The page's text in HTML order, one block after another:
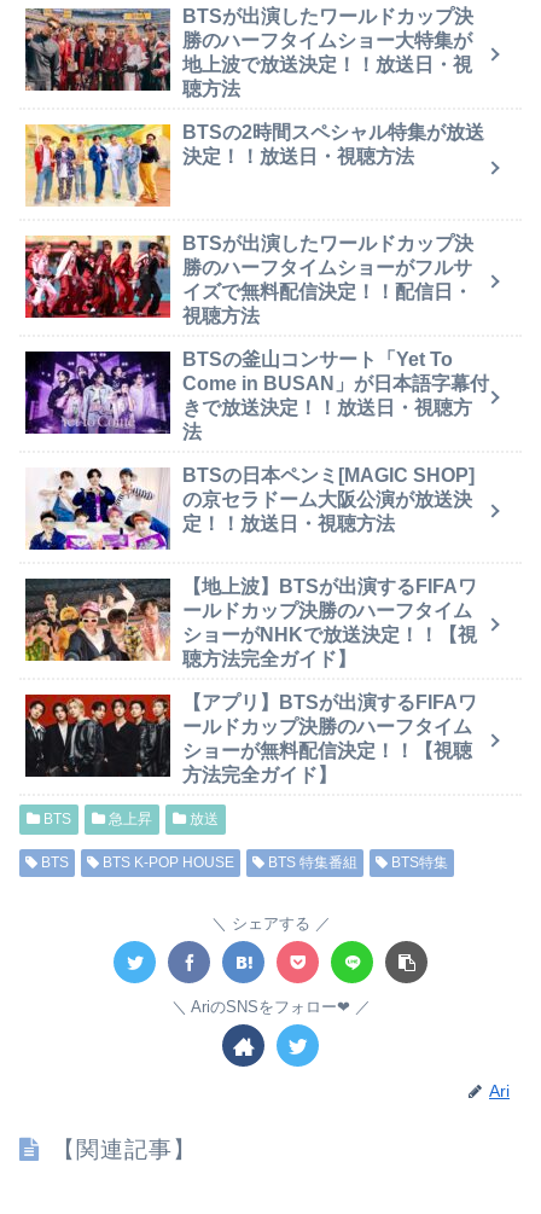
BTSが出演したワールドカップ決
勝のハーフタイムショー大特集が
地上波で放送決定！！放送日・視
聴方法
BTSの2時間スペシャル特集が放送
決定！！放送日・視聴方法
BTSが出演したワールドカップ決
勝のハーフタイムショーがフルサ
イズで無料配信決定！！配信日・
視聴方法
BTSの釜山コンサート「Yet To
Come in BUSAN」が日本語字幕付
きで放送決定！！放送日・視聴方
法
BTSの日本ペンミ[MAGIC SHOP]
の京セラドーム大阪公演が放送決
定！！放送日・視聴方法
【地上波】BTSが出演するFIFAワ
ールドカップ決勝のハーフタイム
ショーがNHKで放送決定！！【視
聴方法完全ガイド】
【アプリ】BTSが出演するFIFAワ
ールドカップ決勝のハーフタイム
ショーが無料配信決定！！【視聴
方法完全ガイド】
BTS 急上昇 放送
BTS BTS K-POP HOUSE BTS 特集番組 BTS特集
シェアする
AriのSNSをフォロー❤︎
Ari
【関連記事】